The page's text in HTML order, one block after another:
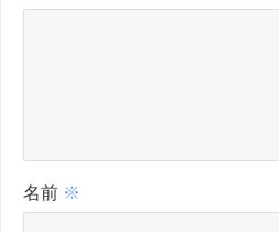
名前 ※